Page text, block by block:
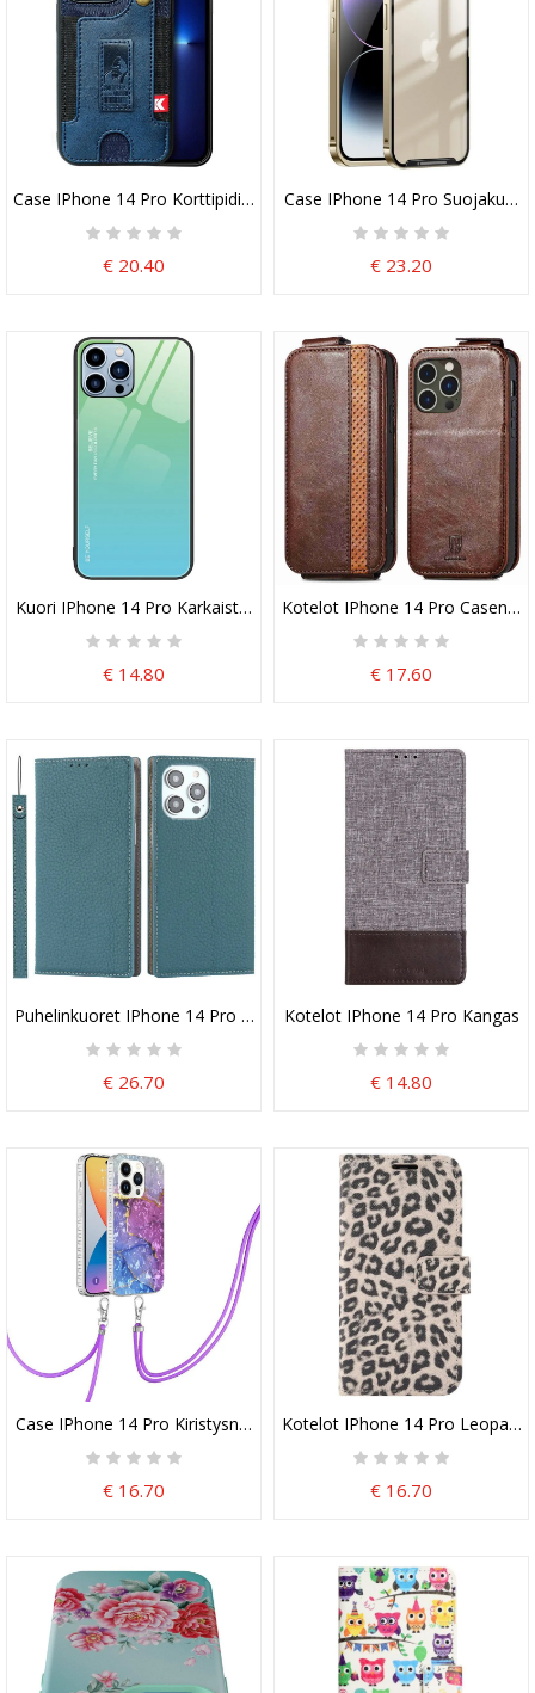
Case IPhone 14 Pro Korttipidike Ja Farkkuhihna
€ 20.40
Case IPhone 14 Pro Suojakuori
€ 23.20
Kuori IPhone 14 Pro Karkaistu Lasi Ole Oma Itsesi
€ 14.80
Kotelot IPhone 14 Pro Caseneo
€ 17.60
Puhelinkuoret IPhone 14 Pro Suojaketju Kuori Kotelot Flip Aito
€ 26.70
Kotelot IPhone 14 Pro Kangas
€ 14.80
Case IPhone 14 Pro Kiristysnyörillä Kiristysnyöri Tyyli
€ 16.70
Kotelot IPhone 14 Pro Leopardi
€ 16.70